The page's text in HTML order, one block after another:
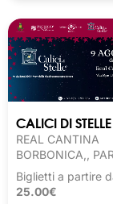
CALICI DI STELLE
REAL CANTINA
BORBONICA,,
Biglietti a partire
25.00€